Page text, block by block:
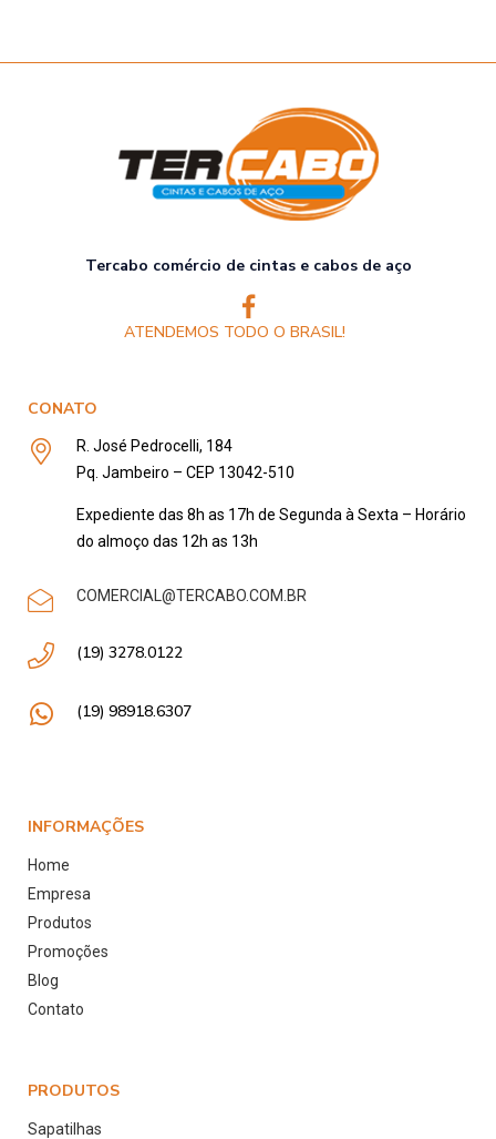
Tercabo comércio de cintas e cabos de aço
ATENDEMOS TODO O BRASIL!
CONATO
R. José Pedrocelli, 184
Pq. Jambeiro – CEP 13042-510
Expediente das 8h as 17h de Segunda à Sexta – Horário
do almoço das 12h as 13h
COMERCIAL@TERCABO.COM.BR
(19) 3278.0122
(19) 98918.6307
INFORMAÇÕES
Home
Empresa
Produtos
Promoções
Blog
Contato
PRODUTOS
Sapatilhas